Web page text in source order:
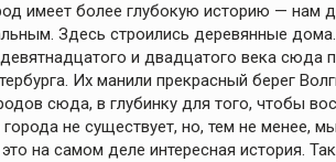
имеет более глубокую историю — нам
Здесь строились деревянные
и двадцатого века сюда
Их манили прекрасный берег
сюда, в глубинку для того, чтобы
города не существует, но, тем не менее,
на самом деле интересная история.